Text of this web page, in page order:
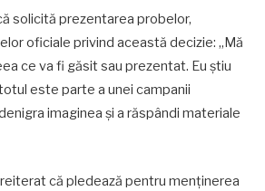
solicită prezentarea probelor,
oficiale privind această decizie: „Mă
ce va fi găsit sau prezentat. Eu știu
este parte a unei campanii
imaginea și a răspândi materiale
că pledează pentru menținerea